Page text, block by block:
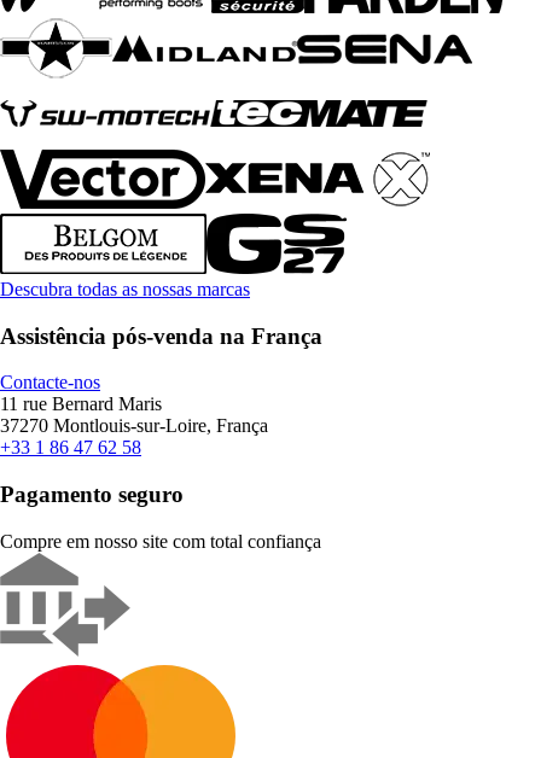
Descubra todas as nossas marcas
Assistência pós-venda na França
Contacte-nos
11 rue Bernard Maris
37270 Montlouis-sur-Loire, França
+33 1 86 47 62 58
Pagamento seguro
Compre em nosso site com total confiança